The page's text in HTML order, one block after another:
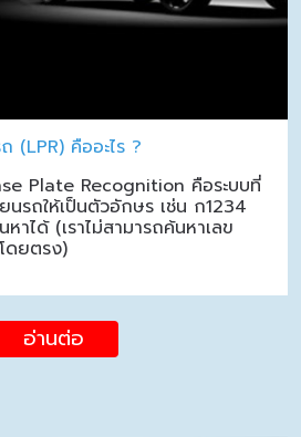
(LPR) คืออะไร ?
Plate Recognition คือระบบที่
นรถให้เป็นตัวอักษร เช่น ก1234
าได้ (เราไม่สามารถค้นหาเลข
ดยตรง)
อ่านต่อ